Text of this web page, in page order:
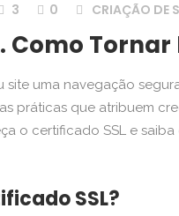
3 0 CRIAÇÃO DE
Como Tornar
site uma navegação
práticas que atribuem
o certificado SSL e
SSL?